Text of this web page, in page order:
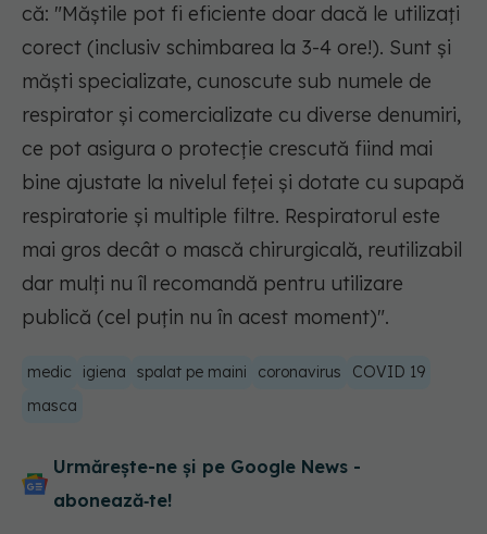
că: "Măștile pot fi eficiente doar dacă le utilizați
corect (inclusiv schimbarea la 3-4 ore!). Sunt și
măști specializate, cunoscute sub numele de
respirator și comercializate cu diverse denumiri,
ce pot asigura o protecție crescută fiind mai
bine ajustate la nivelul feței și dotate cu supapă
respiratorie și multiple filtre. Respiratorul este
mai gros decât o mască chirurgicală, reutilizabil
dar mulți nu îl recomandă pentru utilizare
publică (cel puțin nu în acest moment)".
medic igiena spalat pe maini coronavirus
COVID 19
masca
Urmărește-ne și pe Google News -
abonează‑te!